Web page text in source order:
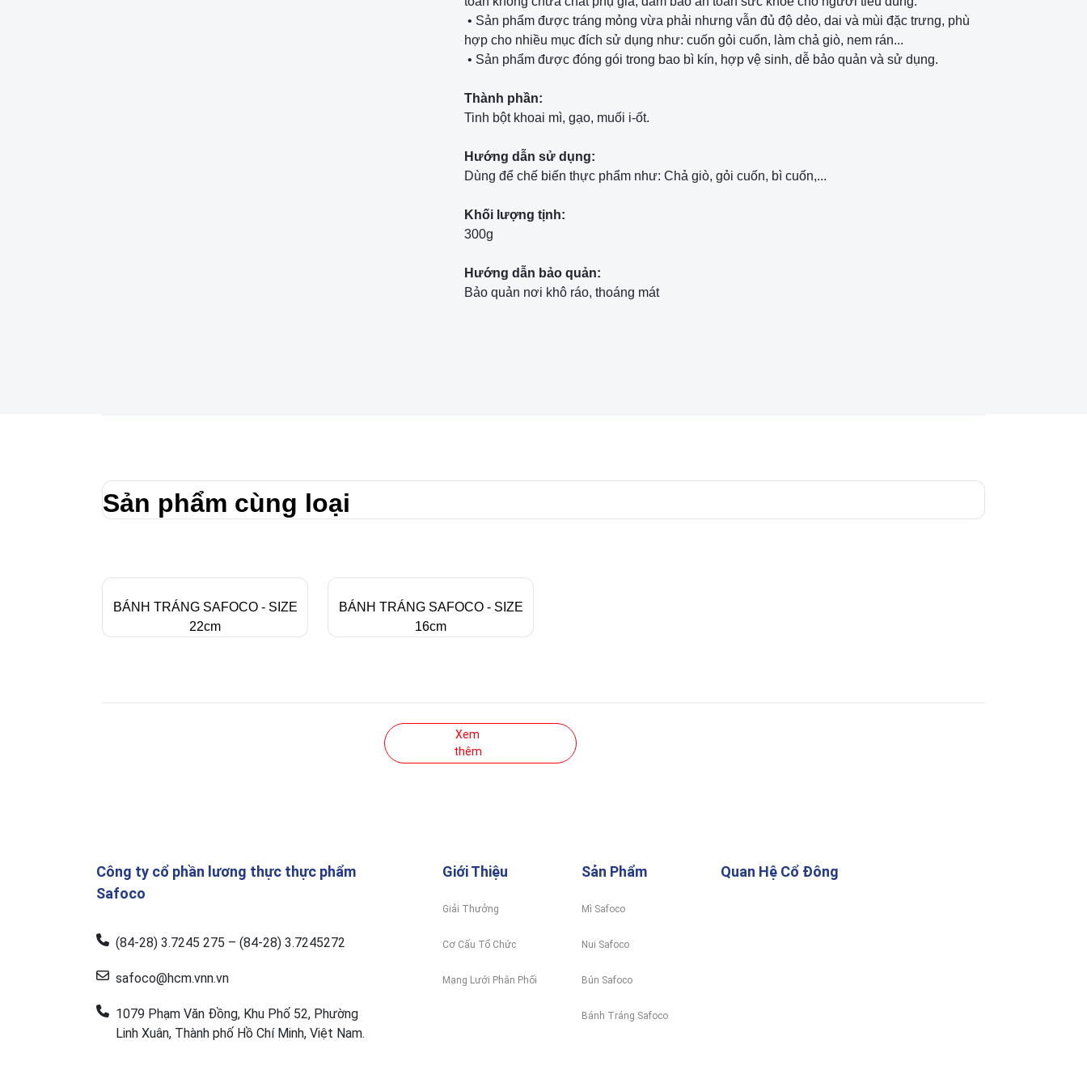
• Sản phẩm được tráng mỏng vừa phải nhưng vẫn đủ độ dẻo, dai và mùi đặc trưng, phù
hợp cho nhiều mục đích sử dụng như: cuốn gỏi cuốn, làm chả giò, nem rán...
• Sản phẩm được đóng gói trong bao bì kín, hợp vệ sinh, dễ bảo quản và sử dụng.
Thành phần:
Tinh bột khoai mì, gạo, muối i-ốt.
Hướng dẫn sử dụng:
Dùng để chế biến thực phẩm như: Chả giò, gỏi cuốn, bì cuốn,...
Khối lượng tịnh:
300g
Hướng dẫn bảo quản:
Bảo quản nơi khô ráo, thoáng mát
Sản phẩm cùng loại
BÁNH TRÁNG SAFOCO - SIZE
22cm
BÁNH TRÁNG SAFOCO - SIZE
16cm
Xem
thêm
Công ty cổ phần lương thực thực phẩm
Safoco
(84-28) 3.7245 275 – (84-28) 3.7245272
safoco@hcm.vnn.vn
1079 Phạm Văn Đồng, Khu Phố 52, Phường
Linh Xuân, Thành phố Hồ Chí Minh, Việt Nam.
Giới Thiệu
Giải Thưởng
Cơ Cấu Tổ Chức
Mạng Lưới Phân Phối
Sản Phẩm
Mì Safoco
Nui Safoco
Bún Safoco
Bánh Tráng Safoco
Quan Hệ Cổ Đông